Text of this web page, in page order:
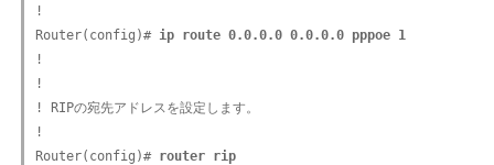
!
Router(config)# ip route 0.0.0.0 0.0.0.0 pppoe 1
!
!
! RIPの宛先アドレスを設定します。
!
Router(config)# router rip